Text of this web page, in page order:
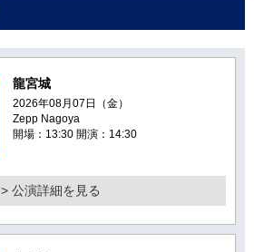
龍宮城
2026年08月07日（金）
Zepp Nagoya
開場：13:30 開演：14:30
> 公演詳細を見る